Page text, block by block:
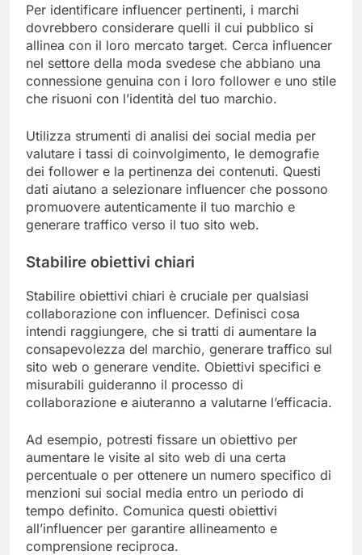
Per identificare influencer pertinenti, i marchi
dovrebbero considerare quelli il cui pubblico si
allinea con il loro mercato target. Cerca influencer
nel settore della moda svedese che abbiano una
connessione genuina con i loro follower e uno stile
che risuoni con l’identità del tuo marchio.
Utilizza strumenti di analisi dei social media per
valutare i tassi di coinvolgimento, le demografie
dei follower e la pertinenza dei contenuti. Questi
dati aiutano a selezionare influencer che possono
promuovere autenticamente il tuo marchio e
generare traffico verso il tuo sito web.
Stabilire obiettivi chiari
Stabilire obiettivi chiari è cruciale per qualsiasi
collaborazione con influencer. Definisci cosa
intendi raggiungere, che si tratti di aumentare la
consapevolezza del marchio, generare traffico sul
sito web o generare vendite. Obiettivi specifici e
misurabili guideranno il processo di
collaborazione e aiuteranno a valutarne l’efficacia.
Ad esempio, potresti fissare un obiettivo per
aumentare le visite al sito web di una certa
percentuale o per ottenere un numero specifico di
menzioni sui social media entro un periodo di
tempo definito. Comunica questi obiettivi
all’influencer per garantire allineamento e
comprensione reciproca.